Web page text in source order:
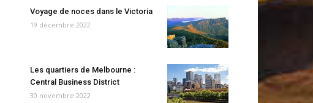
Voyage de noces dans le Victoria
19 décembre 2022
Les quartiers de Melbourne :
Central Business District
30 novembre 2022